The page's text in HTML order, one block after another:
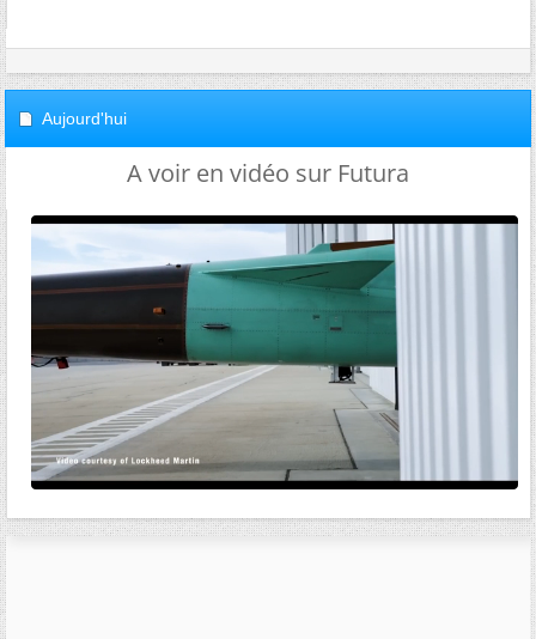
Aujourd'hui
A voir en vidéo sur Futura